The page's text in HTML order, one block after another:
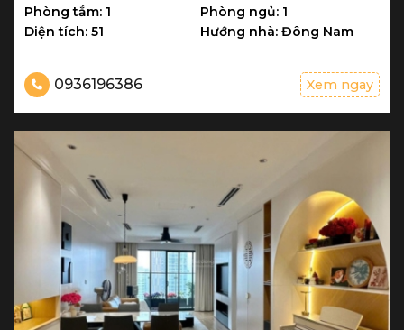
Phòng tắm: 1
Phòng ngủ: 1
Diện tích: 51
Hướng nhà: Đông Nam
0936196386 Xem ngay